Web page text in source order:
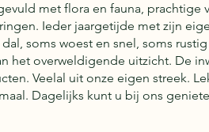
met flora en fauna, prachtige
Ieder jaargetijde met zijn
soms woest en snel, soms
het overweldigende uitzicht. De
Veelal uit onze eigen streek.
Dagelijks kunt u bij ons